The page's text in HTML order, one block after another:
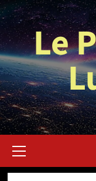
Aller
au
contenuLe
principal